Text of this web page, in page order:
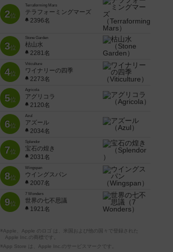
2位
Terraforming Mars
テラフォーミングマーズ
2396名
3位
Stone Garden
枯山水
2281名
4位
Viticulture
ワイナリーの四季
2273名
5位
Agricola
アグリコラ
2120名
6位
Azul
アズール
2034名
7位
Splendor
宝石の煌き
2031名
8位
Wingspan
ウイングスパン
2007名
9位
7 Wonders
世界の七不思議
1921名
※Apple、Apple のロゴ は、米国および他の国々で登録された
Apple Inc.の商標です。
※App Store は、Apple Inc.のサービスマークです。